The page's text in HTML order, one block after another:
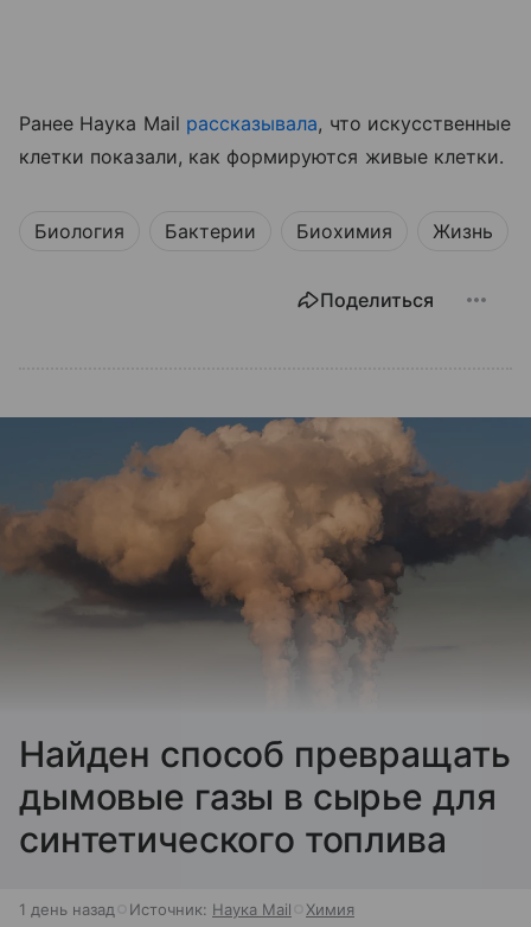
Ранее Наука Mail рассказывала, что искусственные
клетки показали, как формируются живые клетки.
Биология Бактерии Биохимия Жизнь
Поделиться
Найден способ превращать
дымовые газы в сырье для
синтетического топлива
1 день назад Источник: Наука Mail Химия